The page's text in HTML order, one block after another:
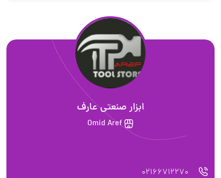
ابزار صنعتی عارف
Omid Aref
02166712270